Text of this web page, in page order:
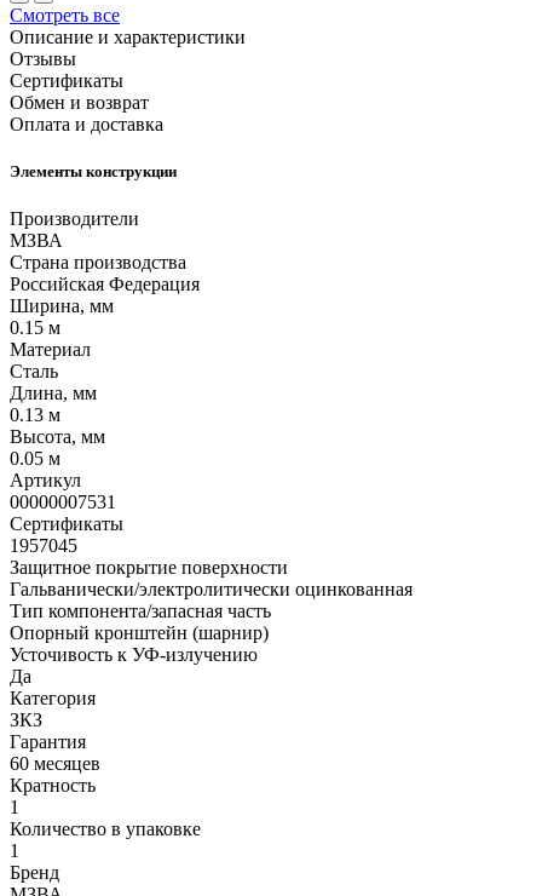
Смотреть все
Описание и характеристики
Отзывы
Сертификаты
Обмен и возврат
Оплата и доставка
Элементы конструкции
Производители
МЗВА
Страна производства
Российская Федерация
Ширина, мм
0.15 м
Материал
Сталь
Длина, мм
0.13 м
Высота, мм
0.05 м
Артикул
00000007531
Сертификаты
1957045
Защитное покрытие поверхности
Гальванически/электролитически оцинкованная
Тип компонента/запасная часть
Опорный кронштейн (шарнир)
Усточивость к УФ-излучению
Да
Категория
ЗКЗ
Гарантия
60 месяцев
Кратность
1
Количество в упаковке
1
Бренд